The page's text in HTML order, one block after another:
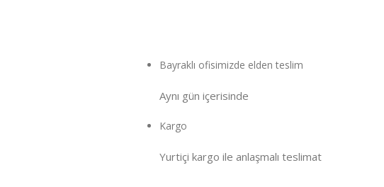
Bayraklı ofisimizde elden teslim
Aynı gün içerisinde
Kargo
Yurtiçi kargo ile anlaşmalı teslimat